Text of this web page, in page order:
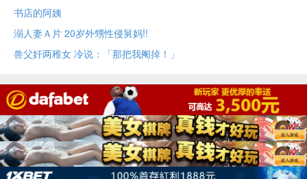
书店的阿姨
溺人妻Ａ片 20岁外甥性侵舅妈!!
兽父奸两稚女 冷说：「那把我阉掉！」